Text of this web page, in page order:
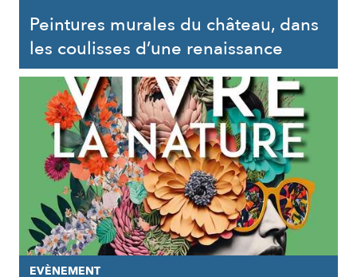
Peintures murales du château, dans
les coulisses d’une renaissance
EVÈNEMENT